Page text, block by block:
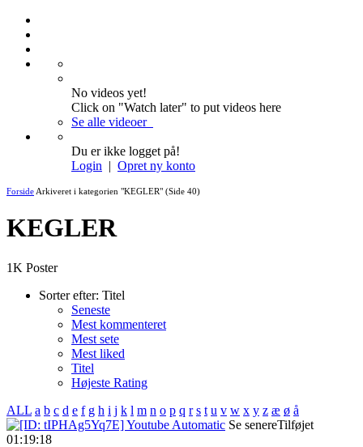
No videos yet!
Click on "Watch later" to put videos here
Se alle videoer
Du er ikke logget på!
Login | Opret ny konto
Forside Arkiveret i kategorien "KEGLER" (Side 40)
KEGLER
1K Poster
Sorter efter: Titel
Seneste
Mest kommenteret
Mest sete
Mest liked
Titel
Højeste Rating
ALL a b c d e f g h i j k l m n o p q r s t u v w x y z æ ø å
Se senereTilføjet
01:19:18